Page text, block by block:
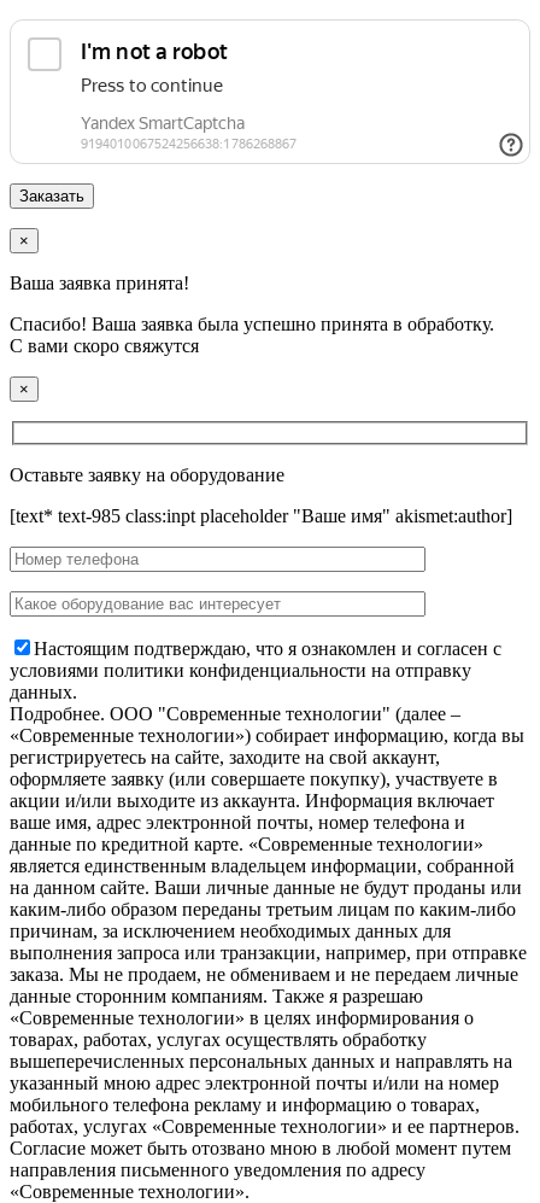
×
Ваша заявка принята!
Спасибо! Ваша заявка была успешно принята в обработку.
С вами скоро свяжутся
×
Оставьте заявку на оборудование
[text* text-985 class:inpt placeholder "Ваше имя" akismet:author]
Настоящим подтверждаю, что я ознакомлен и согласен с
условиями политики конфиденциальности на отправку
данных.
Подробнее. OOO "Современные технологии" (далее –
«Современные технологии») собирает информацию, когда вы
регистрируетесь на сайте, заходите на свой аккаунт,
оформляете заявку (или совершаете покупку), участвуете в
акции и/или выходите из аккаунта. Информация включает
ваше имя, адрес электронной почты, номер телефона и
данные по кредитной карте. «Современные технологии»
является единственным владельцем информации, собранной
на данном сайте. Ваши личные данные не будут проданы или
каким-либо образом переданы третьим лицам по каким-либо
причинам, за исключением необходимых данных для
выполнения запроса или транзакции, например, при отправке
заказа. Мы не продаем, не обмениваем и не передаем личные
данные сторонним компаниям. Также я разрешаю
«Современные технологии» в целях информирования о
товарах, работах, услугах осуществлять обработку
вышеперечисленных персональных данных и направлять на
указанный мною адрес электронной почты и/или на номер
мобильного телефона рекламу и информацию о товарах,
работах, услугах «Современные технологии» и ее партнеров.
Согласие может быть отозвано мною в любой момент путем
направления письменного уведомления по адресу
«Современные технологии».